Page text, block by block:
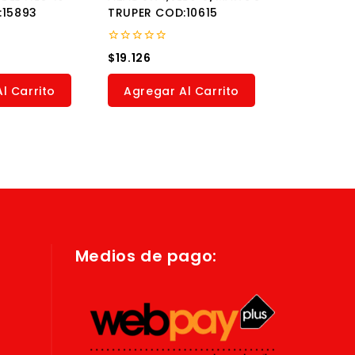
Carrito
TRUPER COD:10615
0
out
of
$19.126
Agregar Al Carrito
Medios de pago: